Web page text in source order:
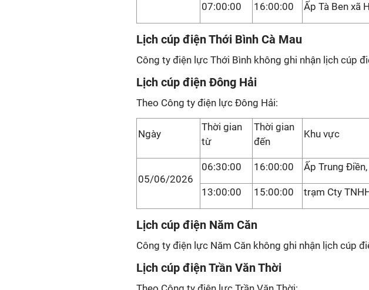
07:00:00 16:00:00 Ấp Tà Ben xã
Lịch cúp điện Thới Bình Cà Mau
Công ty điện lực Thới Bình không ghi nhận lịch cúp
Lịch cúp điện Đông Hải
Theo Công ty điện lực Đông Hải:
Ngày
Thời gian
từ
Thời gian
đến
Khu vực
05/06/2026
06:30:00 16:00:00 Ấp Trung
13:00:00 15:00:00 trạm Cty
Lịch cúp điện Năm Căn
Công ty điện lực Năm Căn không ghi nhận lịch cúp
Lịch cúp điện Trần Văn Thời